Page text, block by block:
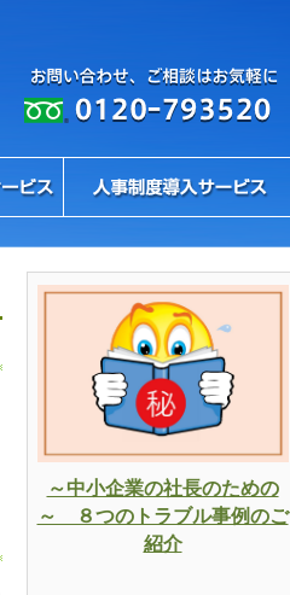
～中小企業の社長のための
～ ８つのトラブル事例のご
紹介